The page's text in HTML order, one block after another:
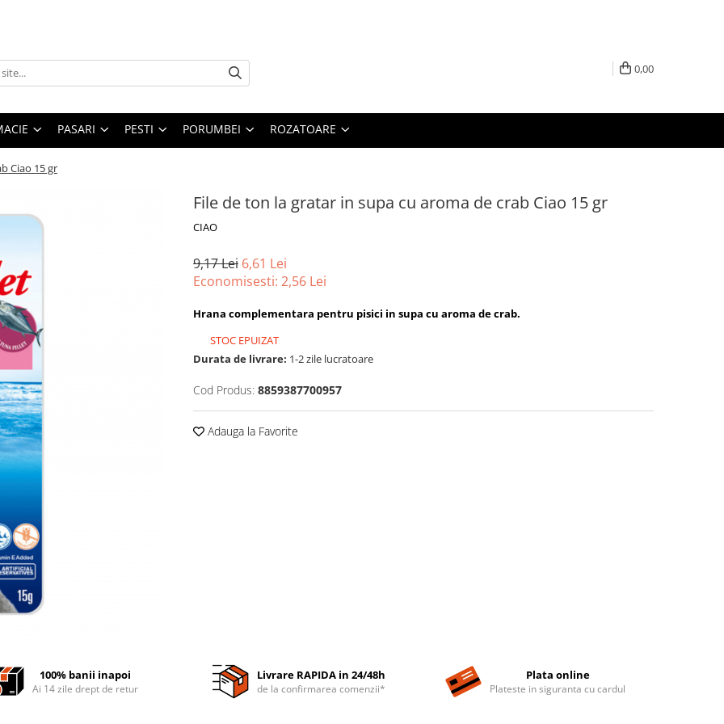
0,00
PASARI PESTI PORUMBEI ROZATOARE
Ciao 15 gr
File de ton la gratar in supa cu aroma de crab Ciao 15 gr
CIAO
9,17 Lei 6,61 Lei
Economisesti: 2,56 Lei
Hrana complementara pentru pisici in supa cu aroma de crab.
STOC EPUIZAT
Durata de livrare: 1-2 zile lucratoare
Cod Produs: 8859387700957
Adauga la Favorite
100% banii inapoi
Ai 14 zile drept de retur
Livrare RAPIDA in 24/48h
de la confirmarea comenzii*
Plata online
Plateste in siguranta cu cardul